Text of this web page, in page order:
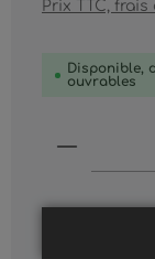
Prix TTC,
Disponible,
ouvrables
Produkt